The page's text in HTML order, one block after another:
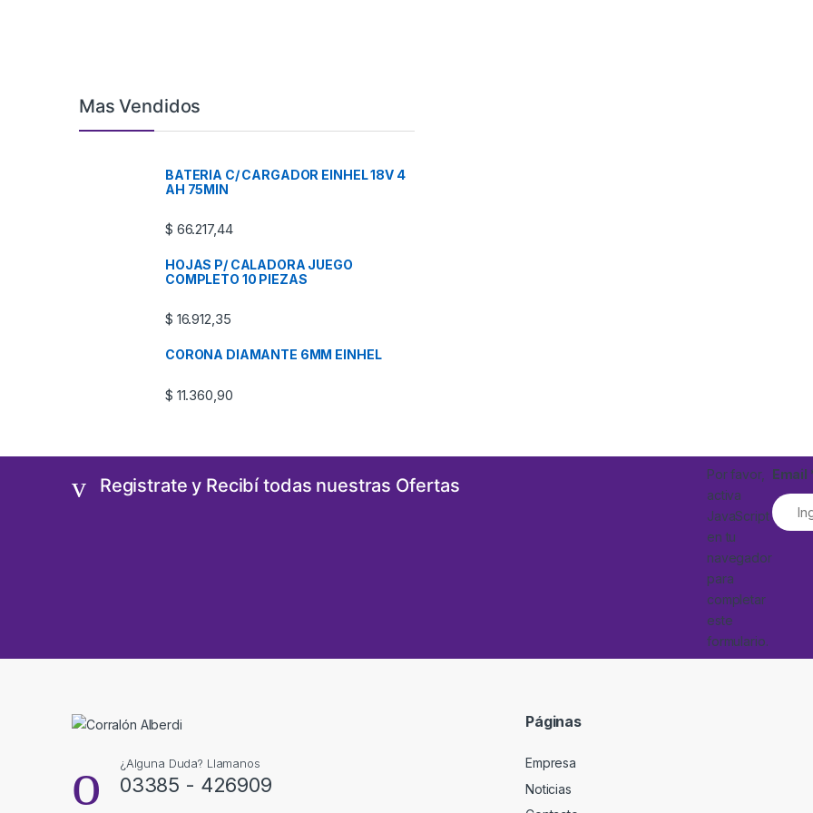
Mas Vendidos
BATERIA C/ CARGADOR EINHEL 18V 4
AH 75MIN
$ 66.217,44
HOJAS P/ CALADORA JUEGO
COMPLETO 10 PIEZAS
$ 16.912,35
CORONA DIAMANTE 6MM EINHEL
$ 11.360,90
Registrate y Recibí todas nuestras Ofertas
Por favor,
activa
JavaScript
en tu
navegador
para
completar
este
formulario.
Email
¿Alguna Duda? Llamanos
03385 - 426909
Páginas
Empresa
Noticias